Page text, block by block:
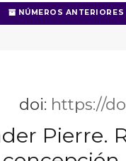
NÚMEROS ANTERIORES
doi: https://
Pierre.